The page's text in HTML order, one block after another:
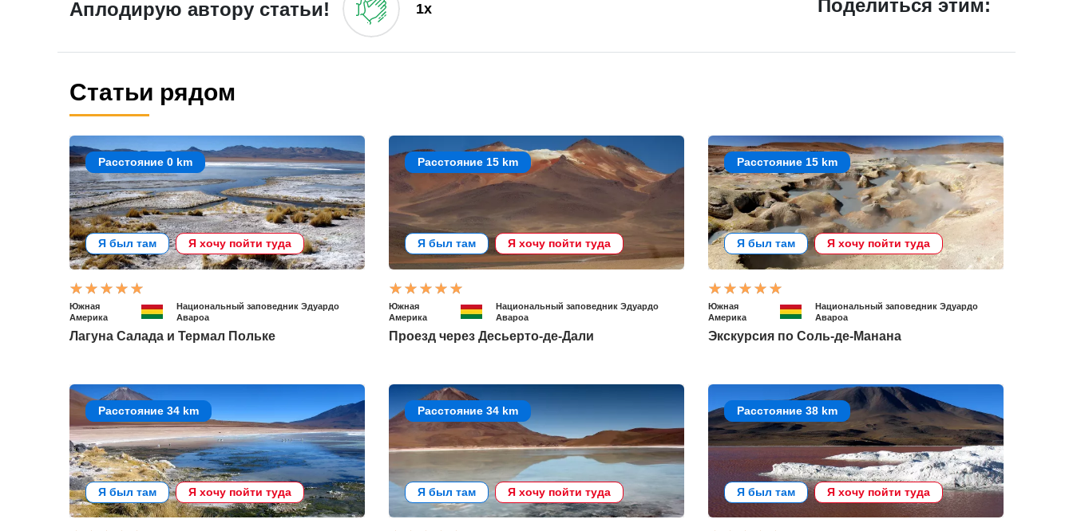
Аплодирую автору статьи! 1x Поделиться этим:
Статьи рядом
Расстояние 0 km
Я был там Я хочу пойти туда
Южная
Америка
Национальный заповедник Эдуардо
Авароа
Лагуна Салада и Термал Польке
Расстояние 15 km
Я был там Я хочу пойти туда
Южная
Америка
Национальный заповедник Эдуардо
Авароа
Проезд через Десьерто-де-Дали
Расстояние 15 km
Я был там Я хочу пойти туда
Южная
Америка
Национальный заповедник Эдуардо
Авароа
Экскурсия по Соль-де-Манана
Расстояние 34 km
Я был там Я хочу пойти туда
Расстояние 34 km
Я был там Я хочу пойти туда
Расстояние 38 km
Я был там Я хочу пойти туда